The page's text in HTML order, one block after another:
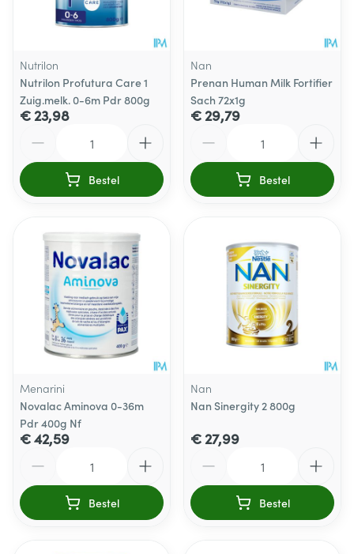
Nutrilon
Nutrilon Profutura Care 1
Zuig.melk. 0-6m Pdr 800g
€ 23,98
Bestel
Nan
Prenan Human Milk Fortifier
Sach 72x1g
€ 29,79
Bestel
Menarini
Novalac Aminova 0-36m
Pdr 400g Nf
€ 42,59
Bestel
Nan
Nan Sinergity 2 800g
€ 27,99
Bestel